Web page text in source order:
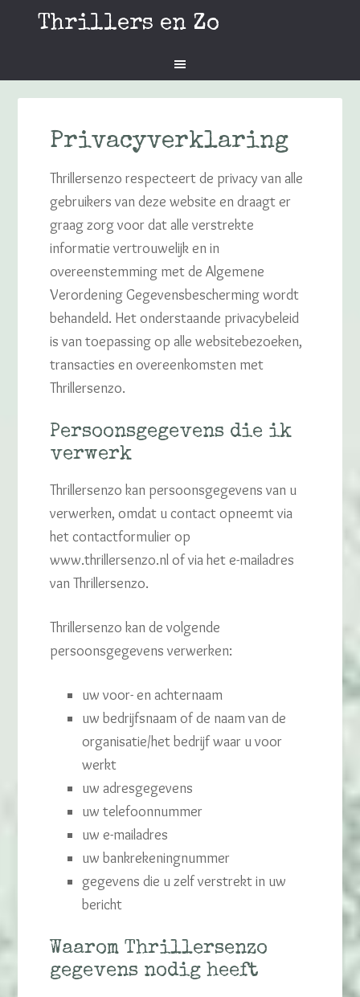
Thrillers en Zo
Privacyverklaring
Thrillersenzo respecteert de privacy van alle
gebruikers van deze website en draagt er
graag zorg voor dat alle verstrekte
informatie vertrouwelijk en in
overeenstemming met de Algemene
Verordening Gegevensbescherming wordt
behandeld. Het onderstaande privacybeleid
is van toepassing op alle websitebezoeken,
transacties en overeenkomsten met
Thrillersenzo.
Persoonsgegevens die ik
verwerk
Thrillersenzo kan persoonsgegevens van u
verwerken, omdat u contact opneemt via
het contactformulier op
www.thrillersenzo.nl of via het e-mailadres
van Thrillersenzo.
Thrillersenzo kan de volgende
persoonsgegevens verwerken:
uw voor- en achternaam
uw bedrijfsnaam of de naam van de
organisatie/het bedrijf waar u voor
werkt
uw adresgegevens
uw telefoonnummer
uw e-mailadres
uw bankrekeningnummer
gegevens die u zelf verstrekt in uw
bericht
Waarom Thrillersenzo
gegevens nodig heeft